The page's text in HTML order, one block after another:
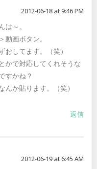
2012-06-18 at 9:46 PM
は～。
動画ボタン。
おしてます。（笑）
かで対応してくれそうな
すかね？
んか貼ります。（笑）
返信
2012-06-19 at 6:45 AM